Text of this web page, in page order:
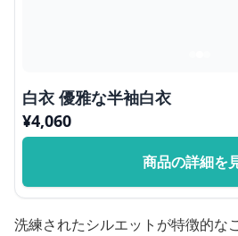
白衣 優雅な半袖白衣
¥4,060
商品の詳細を
洗練されたシルエットが特徴的な